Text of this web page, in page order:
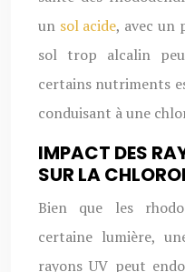
un sol acide, avec un
sol trop alcalin
certains nutriments
conduisant à une
IMPACT DES
SUR LA
Bien que les
certaine lumière,
rayons UV peut